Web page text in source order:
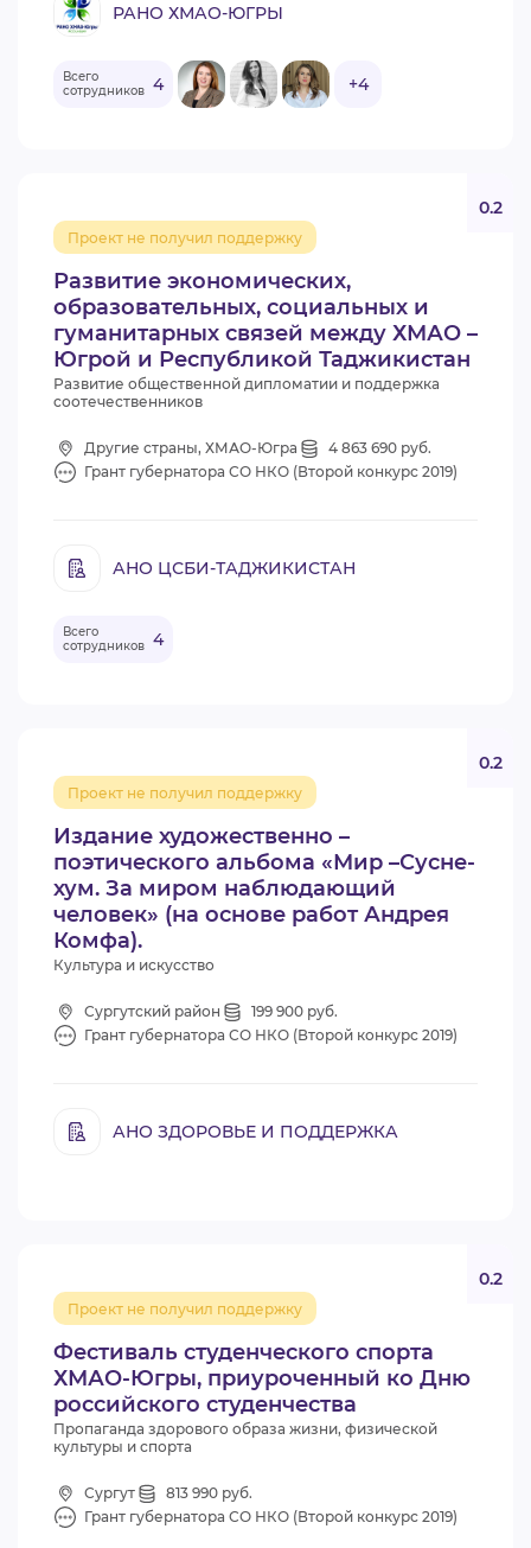
РАНО ХМАО-ЮГРЫ
Всего
сотрудников 4 +4
Развитие экономических,
образовательных, социальных и
гуманитарных связей между ХМАО –
Югрой и Республикой Таджикистан
Проект не получил поддержку
0.2
Развитие общественной дипломатии и поддержка
соотечественников
Другие страны, ХМАО-Югра
4 863 690 руб.
Грант губернатора СО НКО (Второй конкурс 2019)
АНО ЦСБИ-ТАДЖИКИСТАН
Всего
сотрудников 4
Издание художественно –
поэтического альбома «Мир –Сусне-
хум. За миром наблюдающий
человек» (на основе работ Андрея
Комфа).
Проект не получил поддержку
0.2
Культура и искусство
Сургутский район
199 900 руб.
Грант губернатора СО НКО (Второй конкурс 2019)
АНО ЗДОРОВЬЕ И ПОДДЕРЖКА
Фестиваль студенческого спорта
ХМАО-Югры, приуроченный ко Дню
российского студенчества
Проект не получил поддержку
0.2
Пропаганда здорового образа жизни, физической
культуры и спорта
Сургут
813 990 руб.
Грант губернатора СО НКО (Второй конкурс 2019)